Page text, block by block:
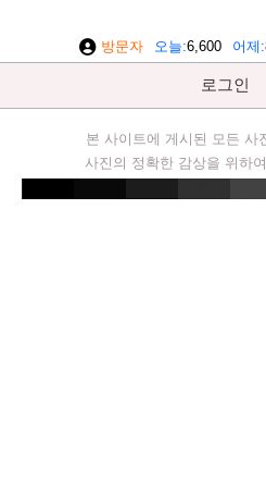
방문자 오늘 6,600 어제
로그인
본 사이트에 게시된 모든 사
사진의 정확한 감상을 위하